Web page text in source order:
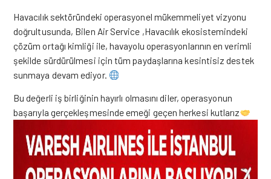
Havacılık sektöründeki operasyonel mükemmeliyet vizyonu
doğrultusunda, Bilen Air Service ,Havacılık ekosistemindeki
çözüm ortağı kimliği ile, havayolu operasyonlarının en verimli
şekilde sürdürülmesi için tüm paydaşlarına kesintisiz destek
sunmaya devam ediyor.
Bu değerli iş birliğinin hayırlı olmasını diler, operasyonun
başarıyla gerçekleşmesinde emeği geçen herkesi kutlarız